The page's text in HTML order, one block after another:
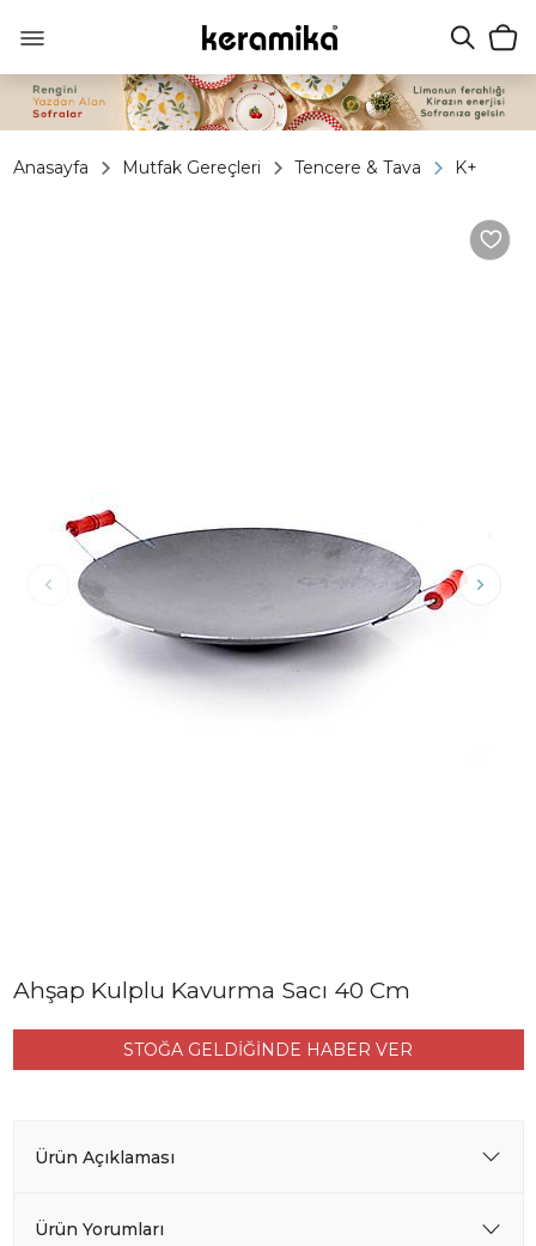
Anasayfa Mutfak Gereçleri Tencere & Tava K+
Ahşap Kulplu Kavurma Sacı 40 Cm
STOĞA GELDİĞİNDE HABER VER
Ürün Açıklaması
Ürün Yorumları